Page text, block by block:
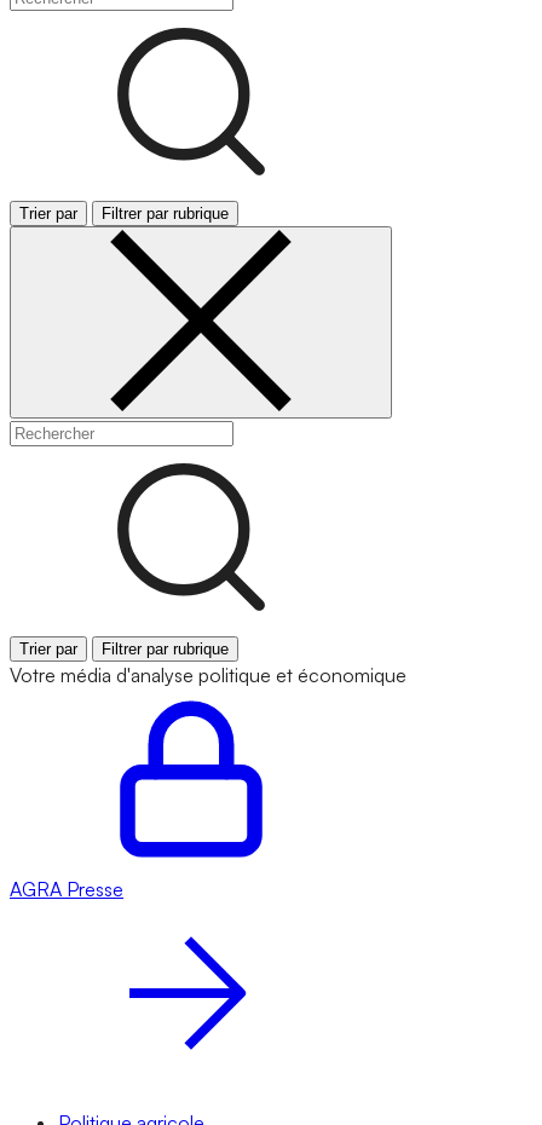
Trier par Filtrer par rubrique
Trier par Filtrer par rubrique
Votre média d'analyse politique et économique
AGRA Presse